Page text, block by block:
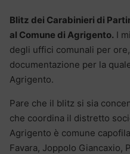
Blitz dei Carabinieri di
al Comune di Agrigento. I
degli uffici comunali per
documentazione per la
Agrigento.
Pare che il blitz si sia
che coordina il distretto
Agrigento è comune
Favara, Joppolo Giancaxio,